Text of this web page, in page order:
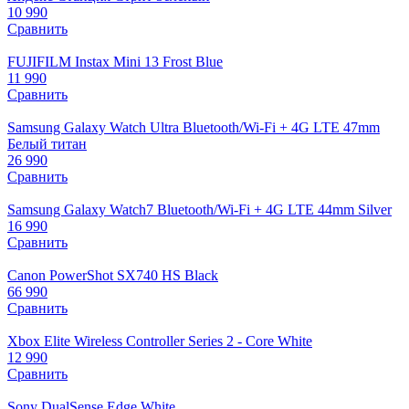
10 990
Сравнить
FUJIFILM Instax Mini 13 Frost Blue
11 990
Сравнить
Samsung Galaxy Watch Ultra Bluetooth/Wi-Fi + 4G LTE 47mm
Белый титан
26 990
Сравнить
Samsung Galaxy Watch7 Bluetooth/Wi-Fi + 4G LTE 44mm Silver
16 990
Сравнить
Canon PowerShot SX740 HS Black
66 990
Сравнить
Xbox Elite Wireless Controller Series 2 - Core White
12 990
Сравнить